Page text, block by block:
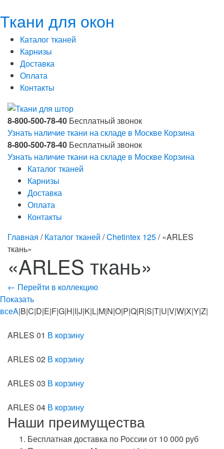
Ткани для окон
Каталог тканей
Карнизы
Доставка
Оплата
Контакты
8-800-500-78-40 Бесплатный звонок
Узнать наличие ткани на складе в Москве Корзина
8-800-500-78-40 Бесплатный звонок
Узнать наличие ткани на складе в Москве Корзина
Каталог тканей
Карнизы
Доставка
Оплата
Контакты
Главная /Каталог тканей /Chetintex 125/ «ARLES
ткань»
«ARLES ткань»
← Перейти в коллекцию
Показать
всеA|B|C|D|E|F|G|H|I|J|K|L|M|N|O|P|Q|R|S|T|U|V|W|X|Y|Z|
ARLES 01 В корзину
ARLES 02 В корзину
ARLES 03 В корзину
ARLES 04 В корзину
Наши преимущества
Бесплатная доставка по России от 10 000 руб